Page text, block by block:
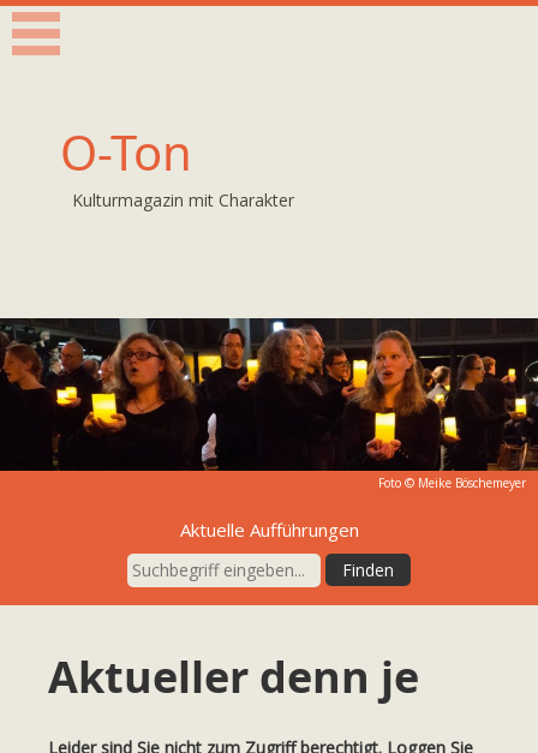
O-Ton
Kulturmagazin mit Charakter
Foto © Meike Böschemeyer
Aktuelle Aufführungen
Aktueller denn je
Leider sind Sie nicht zum Zugriff berechtigt. Loggen Sie